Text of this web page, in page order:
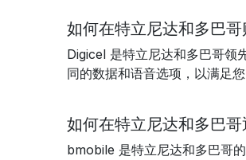
如何在特立尼达和多巴
Digicel 是特立尼达和多巴哥领
同的数据和语音选项，以满足您
如何在特立尼达和多巴
bmobile 是特立尼达和多巴哥